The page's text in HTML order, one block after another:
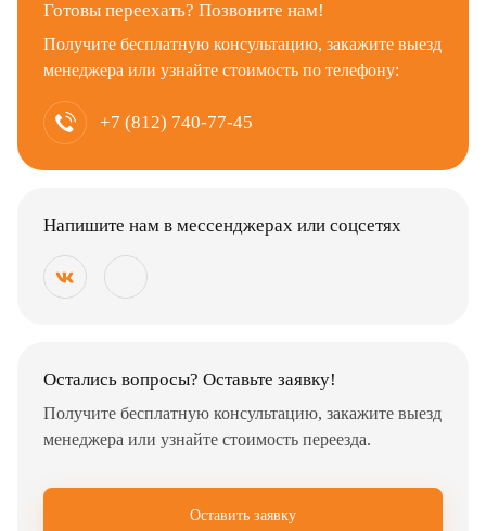
Готовы переехать? Позвоните нам!
Получите бесплатную консультацию, закажите выезд
менеджера или узнайте стоимость по телефону:
+7 (812) 740-77-45
Напишите нам в мессенджерах или соцсетях
Остались вопросы? Оставьте заявку!
Получите бесплатную консультацию, закажите выезд
менеджера или узнайте стоимость переезда.
Оставить заявку